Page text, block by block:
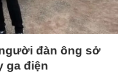
đàn ông sở
ga điện